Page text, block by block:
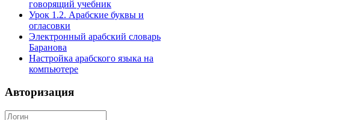
говорящий учебник
Урок 1.2. Арабские буквы и
огласовки
Электронный арабский словарь
Баранова
Настройка арабского языка на
компьютере
Авторизация